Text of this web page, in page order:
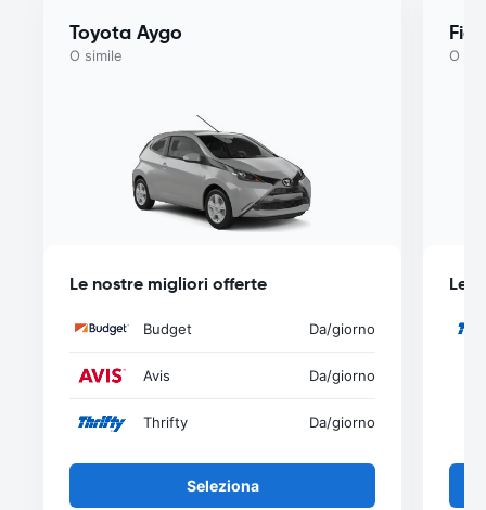
Toyota Aygo
O simile
Le nostre migliori offerte
Budget Da/giorno
Avis Da/giorno
Thrifty Da/giorno
Seleziona
O
Le